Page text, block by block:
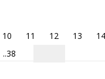
10 11 12 13 14
..38